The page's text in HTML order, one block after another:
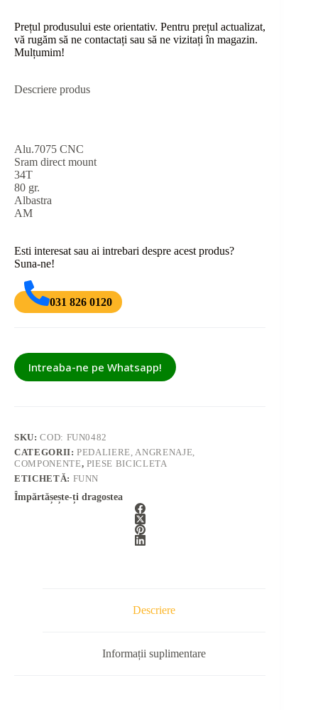
Prețul produsului este orientativ. Pentru prețul actualizat,
vă rugăm să ne contactați sau să ne vizitați în magazin.
Mulțumim!
Descriere produs
Alu.7075 CNC
Sram direct mount
34T
80 gr.
Albastra
AM
Esti interesat sau ai intrebari despre acest produs?
Suna-ne!
031 826 0120
Intreaba-ne pe Whatsapp!
SKU:COD: FUN0482
CATEGORII:PEDALIERE, ANGRENAJE,
COMPONENTE, PIESE BICICLETA
ETICHETĂ: FUNN
Împărtășește-ți dragostea
Descriere
Informații suplimentare